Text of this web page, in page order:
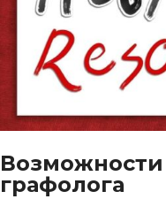
Возможности
графолога